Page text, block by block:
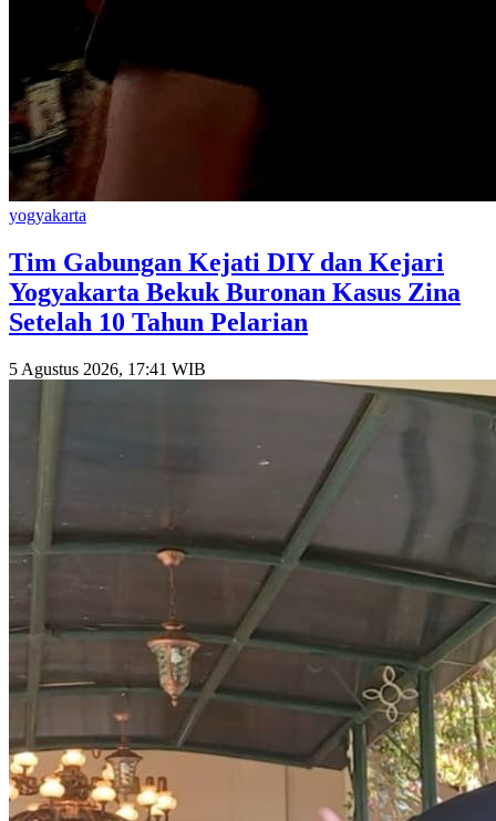
yogyakarta
Tim Gabungan Kejati DIY dan Kejari
Yogyakarta Bekuk Buronan Kasus Zina
Setelah 10 Tahun Pelarian
5 Agustus 2026, 17:41 WIB